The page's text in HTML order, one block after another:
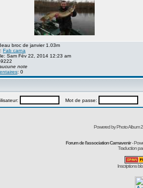
broc de janvier 1.03m
Fab carna
Sam Fév 22, 2014 12:23 am
note
: 0
Mot de passe:
Powered by Photo Album
Forum de l'association Carnavenir-
Traduction
Inscriptions